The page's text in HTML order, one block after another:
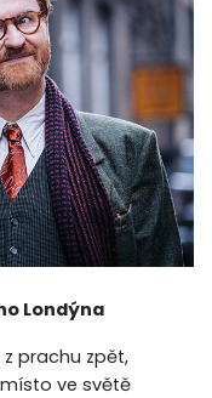
Londýna
prachu zpět,
ve světě